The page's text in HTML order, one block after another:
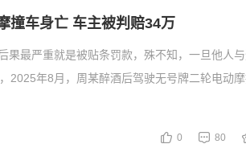
撞车身亡 车主被判赔34万
果最严重就是被贴条罚款，殊不知，一旦他人
2025年8月，周某醉酒后驾驶无号牌二轮电动
0 80